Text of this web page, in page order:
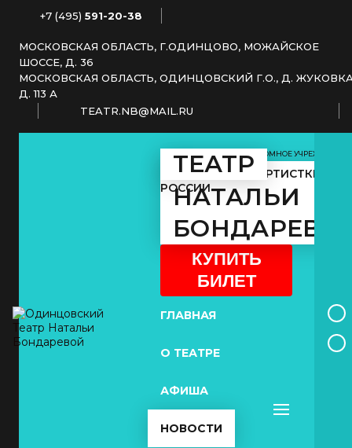
+7 (495) 591-20-38
МОСКОВСКАЯ ОБЛАСТЬ, Г.ОДИНЦОВО, МОЖАЙСКОЕ
ШОССЕ, Д. 36
МОСКОВСКАЯ ОБЛАСТЬ, ОДИНЦОВСКИЙ Г.О., Д.
Д. 113 А
TEATR.NB@MAIL.RU
ТЕАТР
НАТАЛЬИ
МУНИЦИПАЛЬНОЕ АВТОНОМНОЕ УЧРЕЖДЕНИЕ
КУЛЬТУРЫ
ЗАСЛУЖЕННОЙ АРТИСТКИ
РОССИИ
КУПИТЬ
БИЛЕТ
ГЛАВНАЯ
О ТЕАТРЕ
АФИША
НОВОСТИ